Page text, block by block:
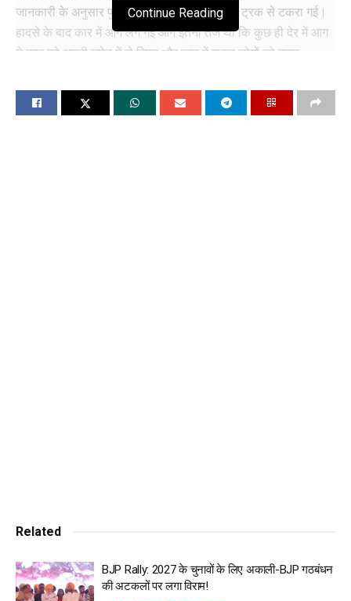
जानकारी के अनुसार पुल पर कार अपने आगे चल रहे ट्रक से टकरा गई।
हादसे के बाद कार में आग लग गई आग इतनी तेज थी कि कुछ ही देर में आग
ने कार को अपनी चपेट में ले लिया और कार में सवार लोगों को बाहर
पुलिस उपाधीक्षक (फतेहपुर सर्कल) रामप्रताप बिश्नोई ने बताया कि कार
सवार सभी लोग उत्तर प्रदेश के मेरठ के रहने वाले थे। सालासर बालाजी
Continue Reading
Related
BJP Rally: 2027 के चुनावों के लिए अकाली-BJP गठबंधन
की अटकलों पर लगा विराम!